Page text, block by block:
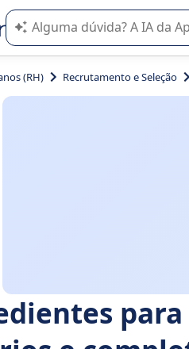
A IA do Appvizer o orienta no
(RH) Recrutamento e Seleção